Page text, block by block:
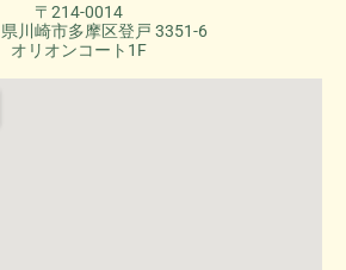
〒214-0014
川崎市多摩区登戸 3351-6
オリオンコート1F